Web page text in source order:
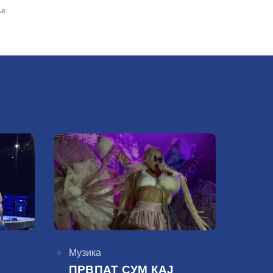
КАтегорија
Музика
ПРВПАТ СУМ КАЈ